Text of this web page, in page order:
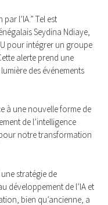
l’IA.” Tel est
Seydina Ndiaye,
pour intégrer un groupe
alerte prend une
des événements
à une nouvelle forme de
de l’intelligence
notre transformation
stratégie de
développement de l’IA et
bien qu’ancienne, a